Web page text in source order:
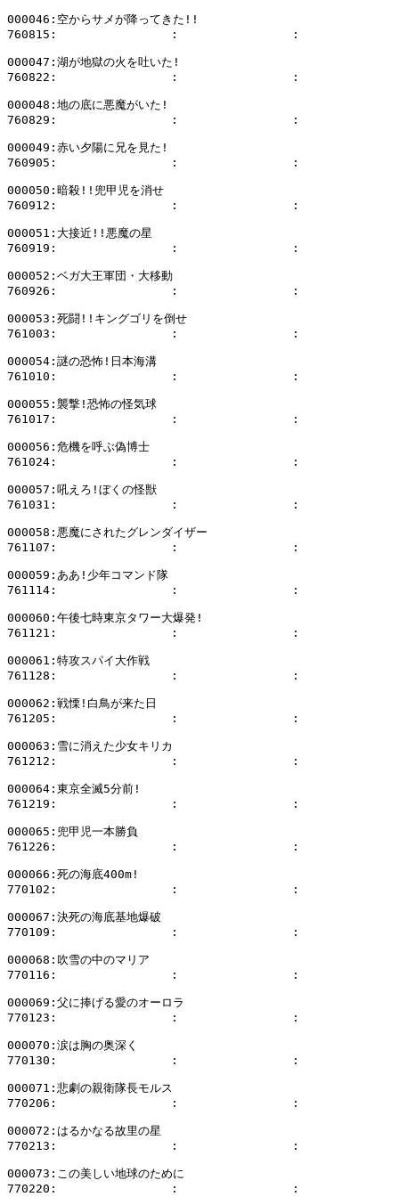
000046:空からサメが降ってきた!!
760815:                :                :
000047:湖が地獄の火を吐いた!
760822:                :                :
000048:地の底に悪魔がいた!
760829:                :                :
000049:赤い夕陽に兄を見た!
760905:                :                :
000050:暗殺!!兜甲児を消せ
760912:                :                :
000051:大接近!!悪魔の星
760919:                :                :
000052:ベガ大王軍団・大移動
760926:                :                :
000053:死闘!!キングゴリを倒せ
761003:                :                :
000054:謎の恐怖!日本海溝
761010:                :                :
000055:襲撃!恐怖の怪気球
761017:                :                :
000056:危機を呼ぶ偽博士
761024:                :                :
000057:吼えろ!ぼくの怪獣
761031:                :                :
000058:悪魔にされたグレンダイザー
761107:                :                :
000059:ああ!少年コマンド隊
761114:                :                :
000060:午後七時東京タワー大爆発!
761121:                :                :
000061:特攻スパイ大作戦
761128:                :                :
000062:戦慄!白鳥が来た日
761205:                :                :
000063:雪に消えた少女キリカ
761212:                :                :
000064:東京全滅5分前!
761219:                :                :
000065:兜甲児一本勝負
761226:                :                :
000066:死の海底400m!
770102:                :                :
000067:決死の海底基地爆破
770109:                :                :
000068:吹雪の中のマリア
770116:                :                :
000069:父に捧げる愛のオーロラ
770123:                :                :
000070:涙は胸の奥深く
770130:                :                :
000071:悲劇の親衛隊長モルス
770206:                :                :
000072:はるかなる故里の星
770213:                :                :
000073:この美しい地球のために
770220:                :                :